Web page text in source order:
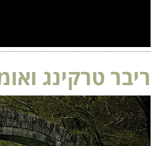
טרקינג ואומגה